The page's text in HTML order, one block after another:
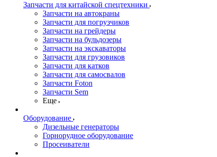
Запчасти для китайской спецтехники
Запчасти на автокраны
Запчасти для погрузчиков
Запчасти на грейдеры
Запчасти на бульдозеры
Запчасти на экскаваторы
Запчасти для грузовиков
Запчасти для катков
Запчасти для самосвалов
Запчасти Foton
Запчасти Sem
Еще
Оборудование
Дизельные генераторы
Горнорудное оборудование
Просеиватели